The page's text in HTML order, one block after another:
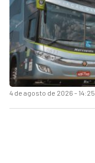
4 de agosto de 2026 - 14:25